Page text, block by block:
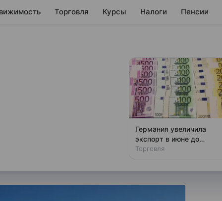
Торговля Курсы Налоги Пенсии
покупаются»,
Германия увеличила
экспорт в июне до
исторического
Торговля